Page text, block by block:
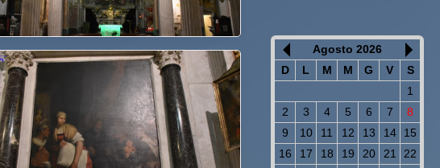
Agosto 2026
D
L M M G V
S
1
2
3 4 5 6 7
8
9
10 11 12 13 14
15
16
17 18 19 20 21
22